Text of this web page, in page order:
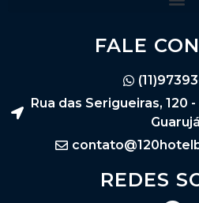
FALE
Rua das Serigueiras, 120
REDES